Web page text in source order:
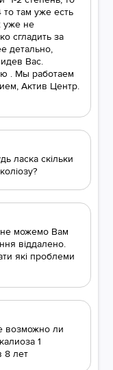
там уже есть
уже не
сгладить за
детально,
Вас.
. Мы работаем
Актив Центр.
ласка скільки
можемо Вам
віддалено.
які проблеми
возможно ли
1
8 лет